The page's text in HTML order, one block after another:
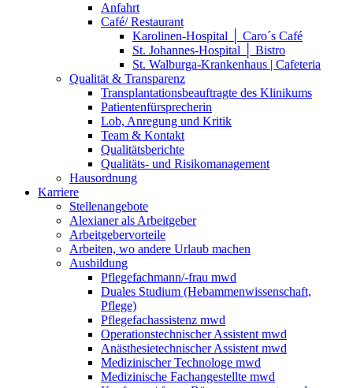
Anfahrt
Café/ Restaurant
Karolinen-Hospital │ Caro´s Café
St. Johannes-Hospital │ Bistro
St. Walburga-Krankenhaus | Cafeteria
Qualität & Transparenz
Transplantationsbeauftragte des Klinikums
Patientenfürsprecherin
Lob, Anregung und Kritik
Team & Kontakt
Qualitätsberichte
Qualitäts- und Risikomanagement
Hausordnung
Karriere
Stellenangebote
Alexianer als Arbeitgeber
Arbeitgebervorteile
Arbeiten, wo andere Urlaub machen
Ausbildung
Pflegefachmann/-frau mwd
Duales Studium (Hebammenwissenschaft,
Pflege)
Pflegefachassistenz mwd
Operationstechnischer Assistent mwd
Anästhesietechnischer Assistent mwd
Medizinischer Technologe mwd
Medizinische Fachangestellte mwd